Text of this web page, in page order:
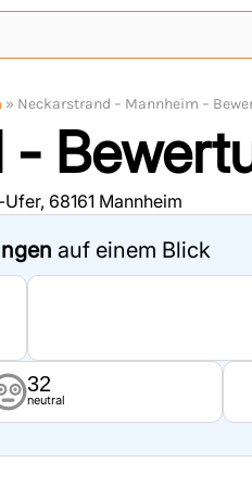
» Neckarstrand – Mannheim –
-
68161 Mannheim
auf einem Blick
32
neutral